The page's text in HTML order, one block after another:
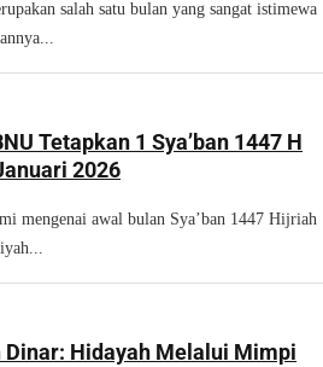
salah satu bulan yang sangat istimewa
Tetapkan 1 Sya’ban 1447 H
2026
mengenai awal bulan Sya’ban 1447 Hijriah
Hidayah Melalui Mimpi